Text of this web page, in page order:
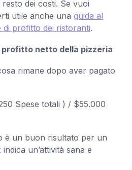
dei costi. Se vuoi
utile anche una guida al
profitto dei ristoranti.
profitto netto della pizzeria
rimane dopo aver pagato
Spese totali ) / $55.000
è un buon risultato per un
un’attività sana e